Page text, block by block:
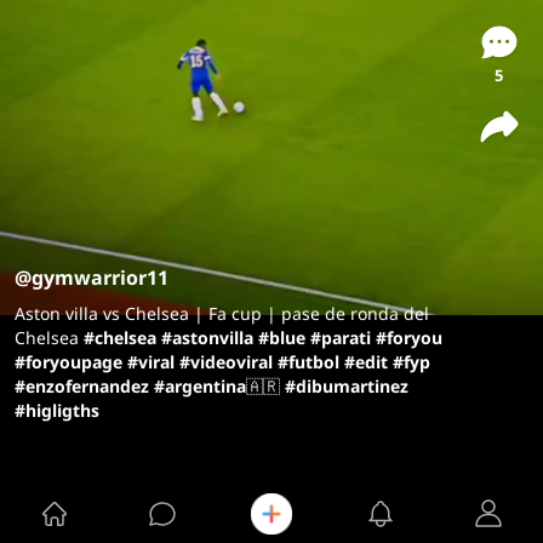
@gymwarrior11
Aston villa vs Chelsea | Fa cup | pase de ronda del
Chelsea #chelsea #astonvilla #blue #parati #foryou
#foryoupage #viral #videoviral #futbol #edit #fyp
#enzofernandez #argentina🇦🇷 #dibumartinez
#higligths
5